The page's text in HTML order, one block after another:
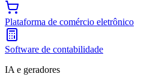
Plataforma de comércio eletrônico
Software de contabilidade
IA e geradores